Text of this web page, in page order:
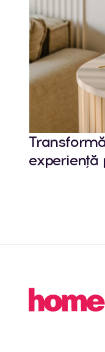
experiență